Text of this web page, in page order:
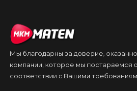
Мы благодарны за доверие,
компании, которое мы постараемся
соответствии с Вашими